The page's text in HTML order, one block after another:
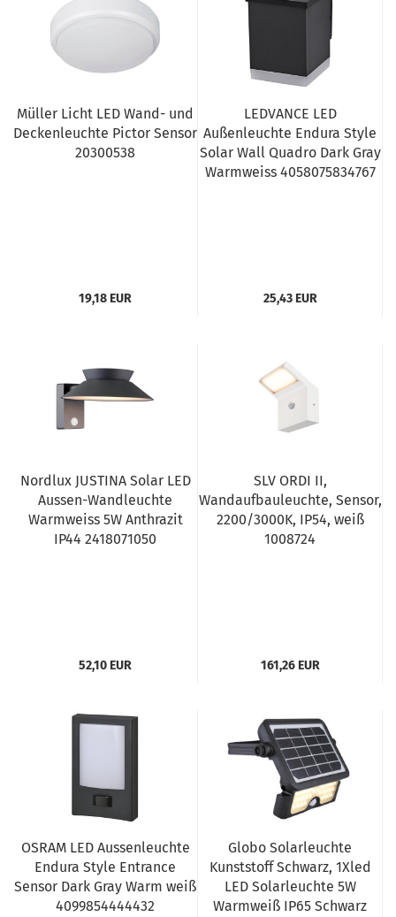
Müller Licht LED Wand- und
Deckenleuchte Pictor Sensor
20300538
19,18 EUR
LEDVANCE LED
Außenleuchte Endura Style
Solar Wall Quadro Dark Gray
Warmweiss 4058075834767
25,43 EUR
Nordlux JUSTINA Solar LED
Aussen-Wandleuchte
Warmweiss 5W Anthrazit
IP44 2418071050
52,10 EUR
SLV ORDI II,
Wandaufbauleuchte, Sensor,
2200/3000K, IP54, weiß
1008724
161,26 EUR
OSRAM LED Aussenleuchte
Endura Style Entrance
Sensor Dark Gray Warm weiß
4099854444432
Globo Solarleuchte
Kunststoff Schwarz, 1Xled
LED Solarleuchte 5W
Warmweiß IP65 Schwarz